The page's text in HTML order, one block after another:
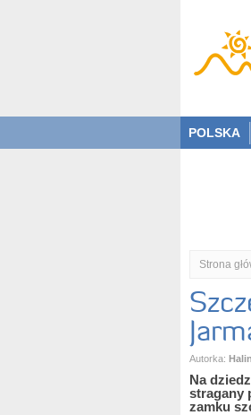
POLSKA
Strona
Autorka:
Na
stragany
zamku